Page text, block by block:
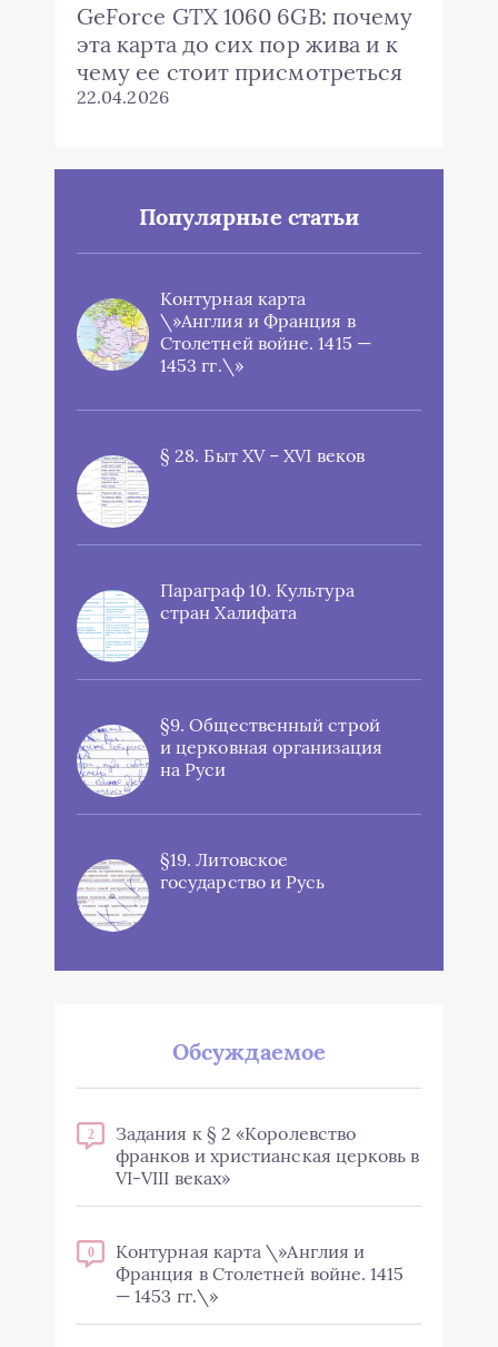
GeForce GTX 1060 6GB: почему
эта карта до сих пор жива и к
чему ее стоит присмотреться
22.04.2026
Популярные статьи
Контурная карта
\»Англия и Франция в
Столетней войне. 1415 —
1453 гг.\»
§ 28. Быт XV – XVI веков
Параграф 10. Культура
стран Халифата
§9. Общественный строй
и церковная организация
на Руси
§19. Литовское
государство и Русь
Обсуждаемое
2
Задания к § 2 «Королевство
франков и христианская церковь в
VI-VIII веках»
0
Контурная карта \»Англия и
Франция в Столетней войне. 1415
— 1453 гг.\»